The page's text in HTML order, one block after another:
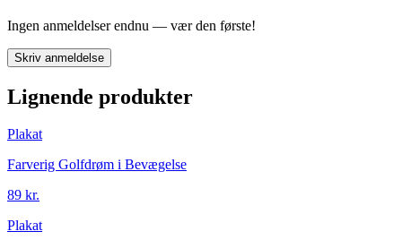
Ingen anmeldelser endnu — vær den første!
Skriv anmeldelse
Lignende produkter
Plakat
Farverig Golfdrøm i Bevægelse
89 kr.
Plakat